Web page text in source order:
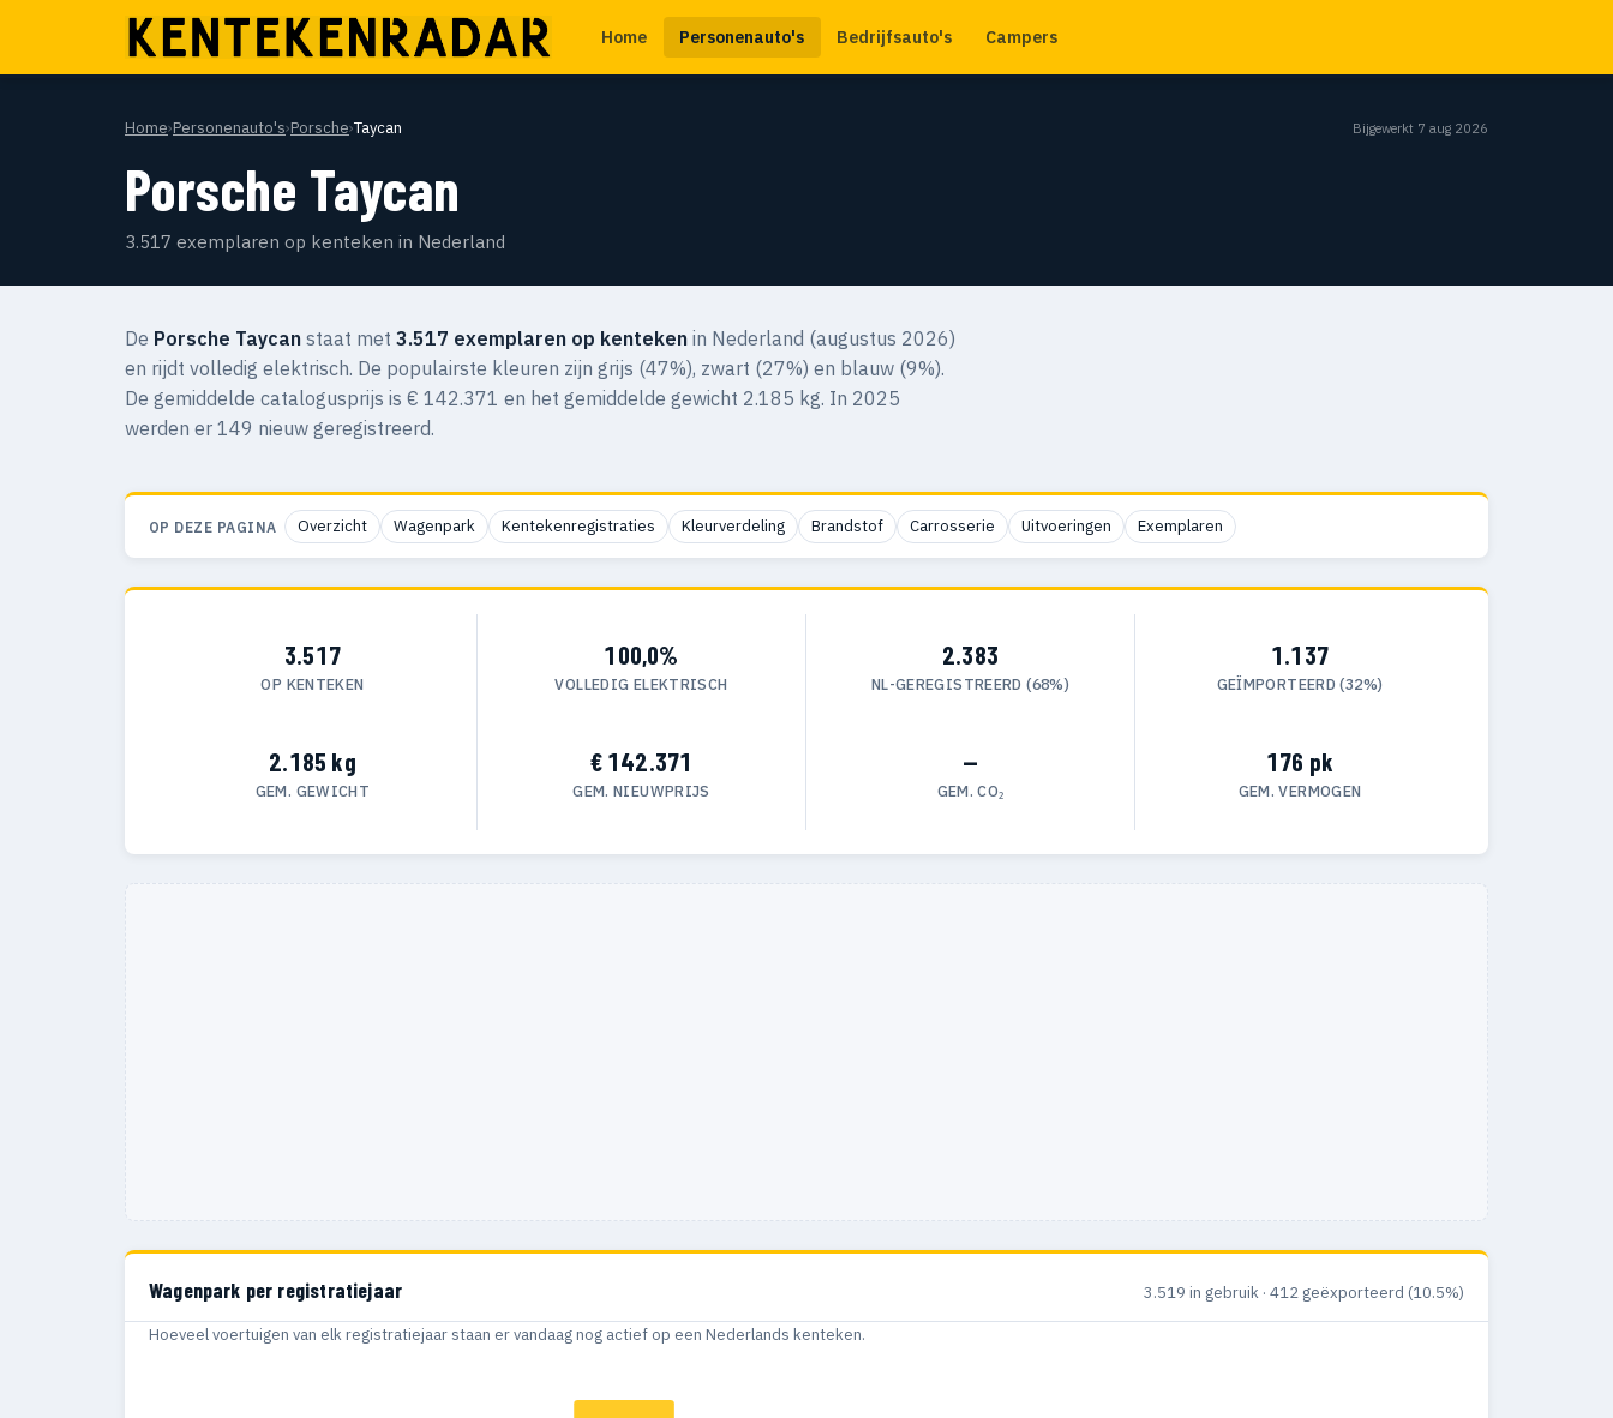
Home Personenauto's Bedrijfsauto's Campers
Home›Personenauto's›Porsche›Taycan Bijgewerkt 7 aug 2026
Porsche Taycan
3.517 exemplaren op kenteken in Nederland
De Porsche Taycan staat met 3.517 exemplaren op kenteken in Nederland (augustus 2026)
en rijdt volledig elektrisch. De populairste kleuren zijn grijs (47%), zwart (27%) en blauw (9%).
De gemiddelde catalogusprijs is € 142.371 en het gemiddelde gewicht 2.185 kg. In 2025
werden er 149 nieuw geregistreerd.
OP DEZE PAGINA Overzicht Wagenpark Kentekenregistraties Kleurverdeling Brandstof Carrosserie Uitvoeringen Exemplaren
3.517
OP KENTEKEN
100,0%
VOLLEDIG ELEKTRISCH
2.383
NL-GEREGISTREERD (68%)
1.137
GEÏMPORTEERD (32%)
2.185 kg
GEM. GEWICHT
€ 142.371
GEM. NIEUWPRIJS
—
GEM. CO₂
176 pk
GEM. VERMOGEN
Wagenpark per registratiejaar 3.519 in gebruik · 412 geëxporteerd (10.5%)
Hoeveel voertuigen van elk registratiejaar staan er vandaag nog actief op een Nederlands kenteken.